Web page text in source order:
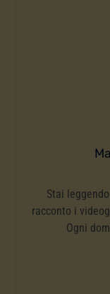
Stai leggendo
racconto i
Ogni